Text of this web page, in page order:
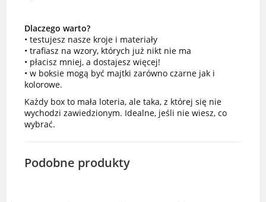
Dlaczego warto?
• testujesz nasze kroje i materiały
• trafiasz na wzory, których już nikt nie ma
• płacisz mniej, a dostajesz więcej!
• w boksie mogą być majtki zarówno czarne jak i
kolorowe.
Każdy box to mała loteria, ale taka, z której się nie
wychodzi zawiedzionym. Idealne, jeśli nie wiesz, co
wybrać.
Podobne produkty